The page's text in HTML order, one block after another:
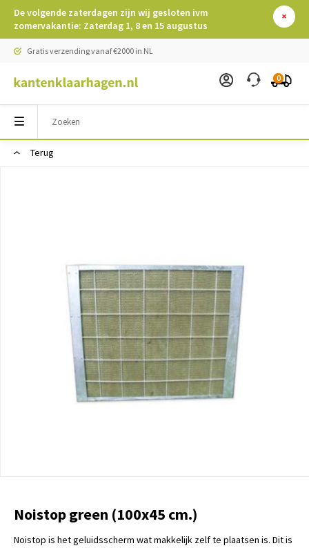
De volgende zaterdagen zijn wij gesloten ivm
zomervakantie: Zaterdag 1, 8 en 15 augustus
Gratis verzending vanaf €2000 in NL
0
Terug
Noistop green (100x45 cm.)
Noistop is het geluidsscherm wat makkelijk zelf te plaatsen is. Dit is